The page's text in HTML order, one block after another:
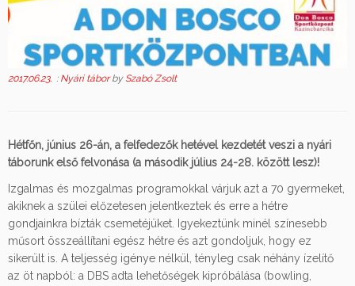
2017.06.23. : Nyári táborby Szabó Zsolt
Hétfőn, június 26-án, a felfedezők hetével kezdetét veszi a nyári
táborunk első felvonása (a második július 24-28. között lesz)!
Izgalmas és mozgalmas programokkal várjuk azt a 70 gyermeket,
akiknek a szülei előzetesen jelentkeztek és erre a hétre
gondjainkra bízták csemetéjüket. Igyekeztünk minél színesebb
műsort összeállítani egész hétre és azt gondoljuk, hogy ez
sikerült is. A teljesség igénye nélkül, tényleg csak néhány ízelítő
az öt napból: a DBS adta lehetőségek kipróbálása (bowling,